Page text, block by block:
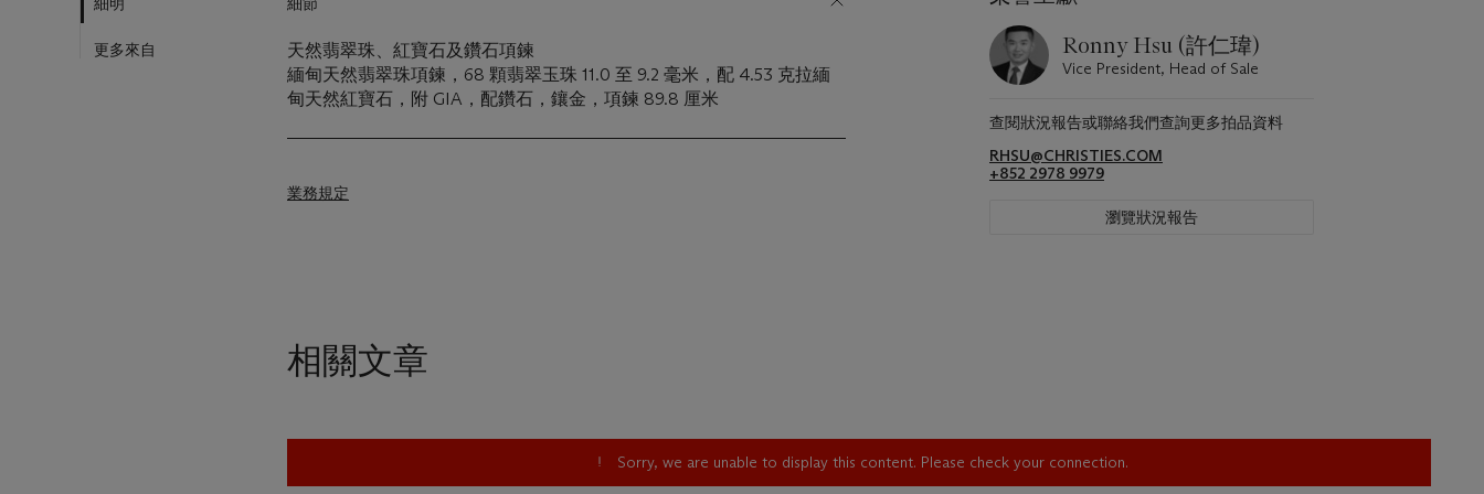
更多來自
天然翡翠珠、紅寶石及鑽石項鍊
緬甸天然翡翠珠項鍊，68 顆翡翠玉珠 11.0 至 9.2 毫米，配 4.53 克拉緬
甸天然紅寶石，附 GIA，配鑽石，鑲金，項鍊 89.8 厘米
業務規定
Ronny Hsu (許仁瑋)
Vice President, Head of Sale
查閱狀況報告或聯絡我們查詢更多拍品資料
RHSU@CHRISTIES.COM
+852 2978 9979
瀏覽狀況報告
相關文章
Sorry, we are unable to display this content. Please check your connection.